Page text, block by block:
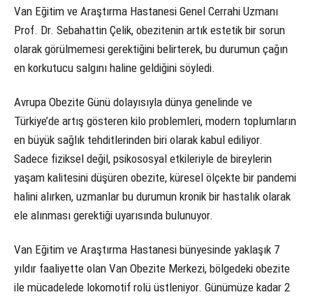
Van Eğitim ve Araştırma Hastanesi Genel Cerrahi Uzmanı
Prof. Dr. Sebahattin Çelik, obezitenin artık estetik bir sorun
olarak görülmemesi gerektiğini belirterek, bu durumun çağın
en korkutucu salgını haline geldiğini söyledi.
Avrupa Obezite Günü dolayısıyla dünya genelinde ve
Türkiye’de artış gösteren kilo problemleri, modern toplumların
en büyük sağlık tehditlerinden biri olarak kabul ediliyor.
Sadece fiziksel değil, psikososyal etkileriyle de bireylerin
yaşam kalitesini düşüren obezite, küresel ölçekte bir pandemi
halini alırken, uzmanlar bu durumun kronik bir hastalık olarak
ele alınması gerektiği uyarısında bulunuyor.
Van Eğitim ve Araştırma Hastanesi bünyesinde yaklaşık 7
yıldır faaliyette olan Van Obezite Merkezi, bölgedeki obezite
ile mücadelede lokomotif rolü üstleniyor. Günümüze kadar 2